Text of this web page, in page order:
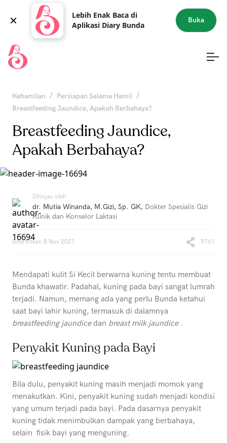
Lebih Enak Baca di
Aplikasi Diary Bunda
Buka
Kehamilan / Persiapan Selama Hamil /
Breastfeeding Jaundice, Apakah Berbahaya?
Breastfeeding Jaundice,
Apakah Berbahaya?
Ditinjau oleh
dr. Mutia Winanda, M.Gizi, Sp. GK, Dokter Spesialis Gizi
Klinik dan Konselor Laktasi
Diterbitkan 8 Nov 2021 9761
Mendapati kulit Si Kecil berwarna kuning tentu membuat
Bunda khawatir. Padahal, kuning pada bayi sangat lumrah
terjadi. Namun, memang ada yang perlu Bunda ketahui
saat bayi lahir kuning, termasuk di dalamnya
breastfeeding jaundicedan breast milk jaundice .
Penyakit Kuning pada Bayi
Bila dulu, penyakit kuning masih menjadi momok yang
menakutkan. Kini, penyakit kuning sudah menjadi kondisi
yang umum terjadi pada bayi. Pada dasarnya penyakit
kuning tidak menimbulkan dampak yang berbahaya,
selain fisik bayi yang menguning.